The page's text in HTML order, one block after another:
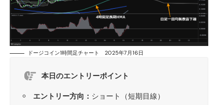
ドージコイン1時間足チャート 2025年7月16日
本日のエントリーポイント
エントリー方向： ショート（短期目線）